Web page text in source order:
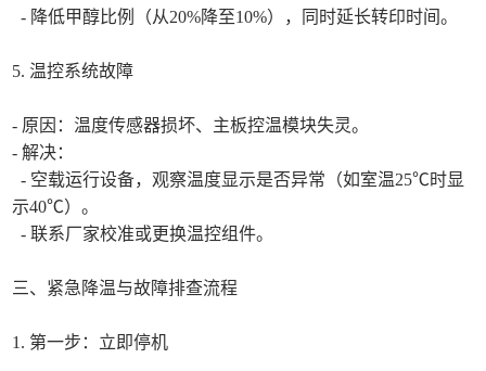
- 降低甲醇比例（从20%降至10%），同时延长转印时间。
5. 温控系统故障
- 原因：温度传感器损坏、主板控温模块失灵。
- 解决：
- 空载运行设备，观察温度显示是否异常（如室温25℃时显
示40℃）。
- 联系厂家校准或更换温控组件。
三、紧急降温与故障排查流程
1. 第一步：立即停机